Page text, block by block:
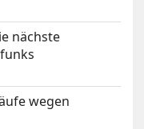
nächste
wegen